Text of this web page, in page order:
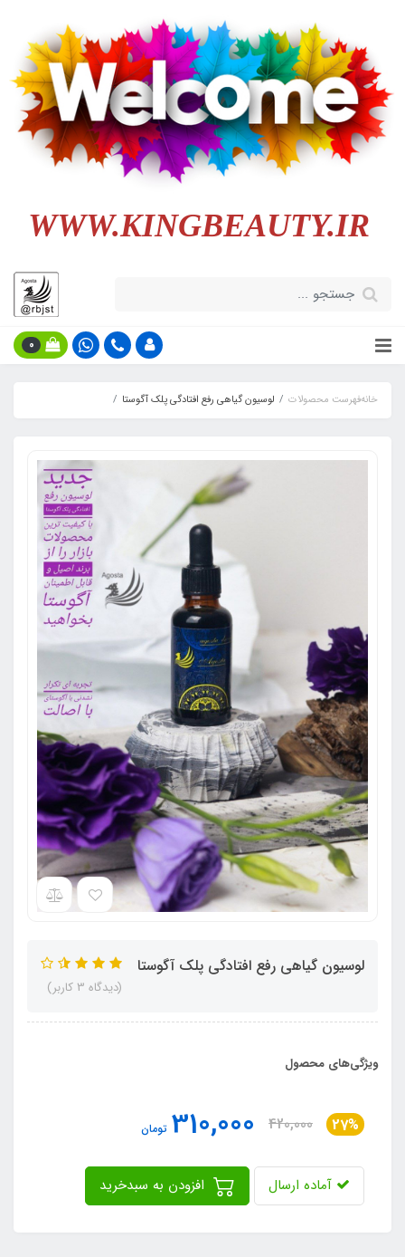
0
خانهفهرست محصولات لوسیون گیاهی رفع افتادگی پلک آگوستا
لوسیون گیاهی رفع افتادگی پلک آگوستا
(دیدگاه 3 کاربر)
ویژگی‌های محصول
27%
420,000
310,000 تومان
آماده ارسال